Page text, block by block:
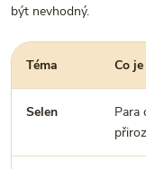
být nevhodný.
Téma Co
Selen
Para